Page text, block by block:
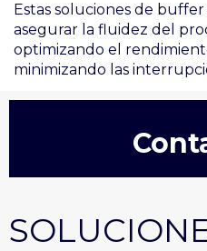
Estas soluciones de
asegurar la fluidez del
optimizando el
minimizando las